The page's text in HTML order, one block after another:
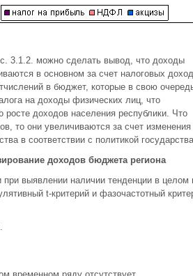
3.1.2. можно сделать вывод, что доходы
в основном за счет налоговых
в бюджет, которые в свою
на доходы физических лиц, что
росте доходов населения республики. Что
то они увеличиваются за счет изменения
в соответствии с политикой
доходов бюджета региона
выявлении наличии тенденции в целом
t-критерий и фазочастотный